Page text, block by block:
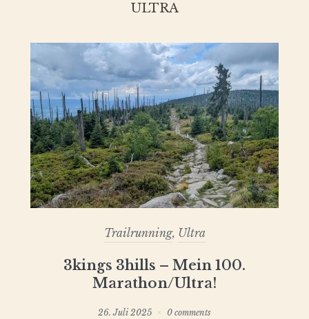
ULTRA
Trailrunning, Ultra
3kings 3hills – Mein 100.
Marathon/Ultra!
26. Juli 2025 0 comments